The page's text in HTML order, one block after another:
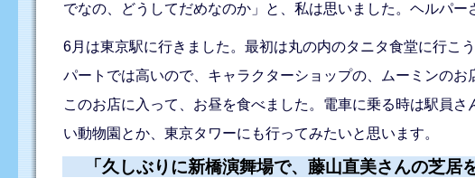
でなの、どうしてだめなのか」と、私は思いました。ヘルパ
6月は東京駅に行きました。最初は丸の内のタニタ食堂に行こ
パートでは高いので、キャラクターショップの、ムーミンの
このお店に入って、お昼を食べました。電車に乗る時は駅員
い動物園とか、東京タワーにも行ってみたいと思います。
「久しぶりに新橋演舞場で、藤山直美さんの芝居